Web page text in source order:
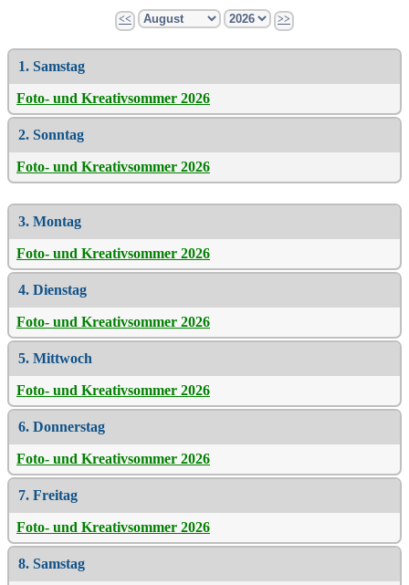
<< >>
1. Samstag
Foto- und Kreativsommer 2026
2. Sonntag
Foto- und Kreativsommer 2026
3. Montag
Foto- und Kreativsommer 2026
4. Dienstag
Foto- und Kreativsommer 2026
5. Mittwoch
Foto- und Kreativsommer 2026
6. Donnerstag
Foto- und Kreativsommer 2026
7. Freitag
Foto- und Kreativsommer 2026
8. Samstag